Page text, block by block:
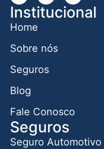
Institucional
Home
Sobre nós
Seguros
Blog
Fale Conosco
Seguros
Seguro Automotivo